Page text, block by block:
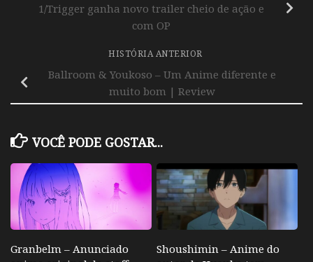
1/Trigger ganha novo trailer cheio de ação e
com OP
HISTÓRIA ANTERIOR
Ballroom & Youkoso – Um Anime diferente e
muito bom | Review
VOCÊ PODE GOSTAR...
Granbelm – Anunciado
Shoushimin – Anime do